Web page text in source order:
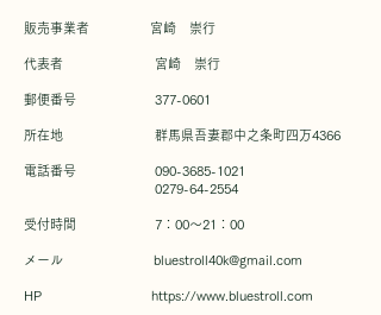
販売事業者 宮崎 崇行
代表者 宮崎 崇行
郵便番号 377-0601
所在地 群馬県吾妻郡中之条町四万4366
電話番号 090-3685-1021
0279-64-2554
受付時間 7：00～21：00
メール bluestroll40k@gmail.com
HP https://www.bluestroll.com